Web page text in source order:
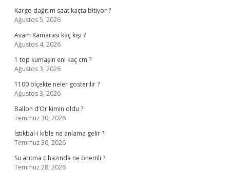
Kargo dağıtım saat kaçta bitiyor ?
Ağustos 5, 2026
Avam Kamarası kaç kişi ?
Ağustos 4, 2026
1 top kumaşın eni kaç cm ?
Ağustos 3, 2026
1100 ölçekte neler gösterilir ?
Ağustos 3, 2026
Ballon d’Or kimin oldu ?
Temmuz 30, 2026
İstikbal-i kıble ne anlama gelir ?
Temmuz 30, 2026
Su arıtma cihazında ne önemli ?
Temmuz 28, 2026